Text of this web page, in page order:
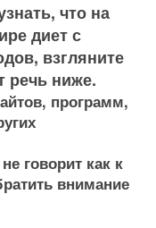
что на
диет с
взгляните
речь ниже.
программ,
говорит как к
внимание